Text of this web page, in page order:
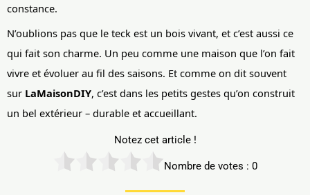
constance.
N’oublions pas que le teck est un bois vivant, et c’est aussi ce
qui fait son charme. Un peu comme une maison que l’on fait
vivre et évoluer au fil des saisons. Et comme on dit souvent
sur LaMaisonDIY, c’est dans les petits gestes qu’on construit
un bel extérieur – durable et accueillant.
Notez cet article !
Nombre de votes : 0